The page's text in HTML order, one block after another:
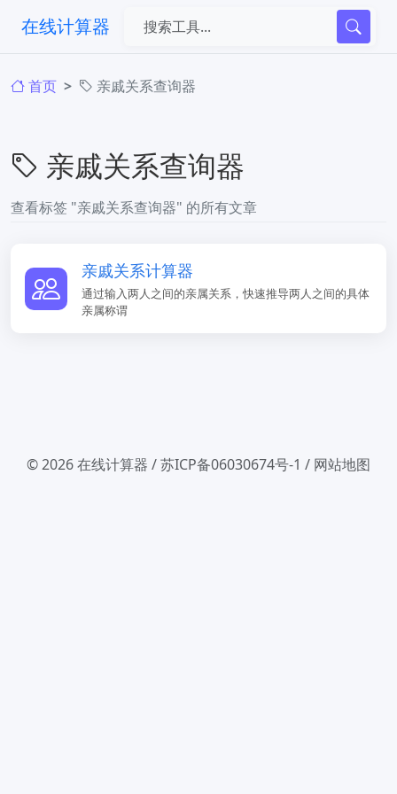
在线计算器
首页 亲戚关系查询器
亲戚关系查询器
查看标签 "亲戚关系查询器" 的所有文章
亲戚关系计算器
通过输入两人之间的亲属关系，快速推导两人之间的具体
亲属称谓
© 2026在线计算器 /苏ICP备06030674号-1 / 网站地图